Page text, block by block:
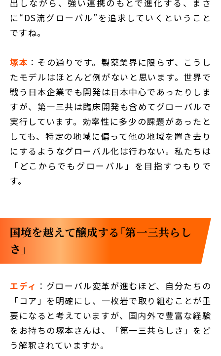
出しながら、強い連携のもとで進化する、まさ
に“DS流グローバル”を追求していくということ
ですね。
塚本 ：その通りです。製薬業界に限らず、こうし
たモデルはほとんど例がないと思います。世界で
戦う日本企業でも開発は日本中心であったりしま
すが、第一三共は臨床開発も含めてグローバルで
実行しています。効率性に多少の課題があったと
しても、特定の地域に偏って他の地域を置き去り
にするようなグローバル化は行わない。私たちは
「どこからでもグローバル」を目指すつもりで
す。
国境を越えて醸成する「第一三共らし
さ」
エディ ：グローバル変革が進むほど、自分たちの
「コア」を明確にし、一枚岩で取り組むことが重
要になると考えていますが、国内外で豊富な経験
をお持ちの塚本さんは、「第一三共らしさ」をど
う解釈されていますか。